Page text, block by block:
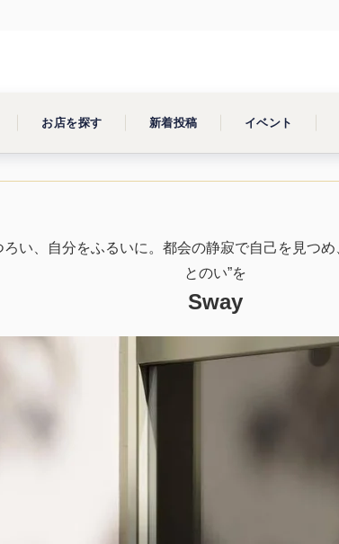
お店を探す 新着投稿 イベント
ろい、自分をふるいに。都会の静寂で自己を見つめ
とのい”を
Sway